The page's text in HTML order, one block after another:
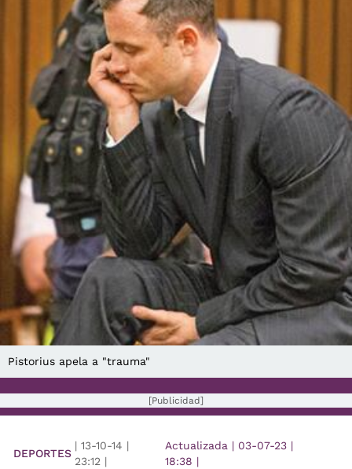
Pistorius apela a "trauma"
[Publicidad]
DEPORTES
| 13-10-14 |
23:12 |
Actualizada | 03-07-23 |
18:38 |